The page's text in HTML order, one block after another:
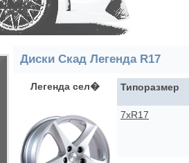
Диски Скад Легенда R17
Легенда сел� Типоразмер
7xR17